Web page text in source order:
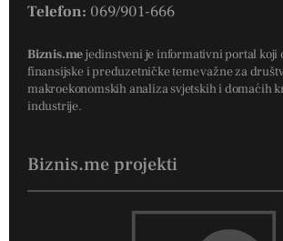
Telefon: 069/901-666
Biznis.mejedinstveni je informativni portal koji
finansijske i preduzetničke teme važne za
makroekonomskih analiza svjetskih i domaćih
industrije.
Biznis.me projekti